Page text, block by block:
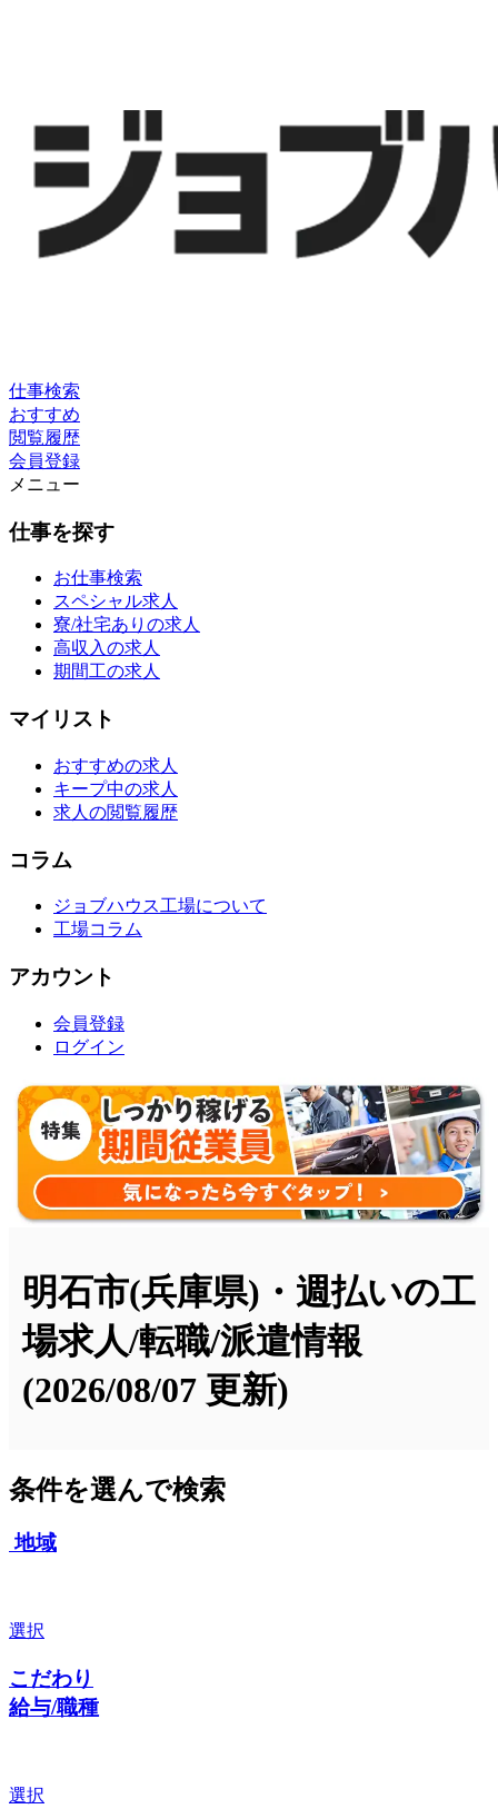
仕事検索
おすすめ
閲覧履歴
会員登録
メニュー
仕事を探す
お仕事検索
スペシャル求人
寮/社宅ありの求人
高収入の求人
期間工の求人
マイリスト
おすすめの求人
キープ中の求人
求人の閲覧履歴
コラム
ジョブハウス工場について
工場コラム
アカウント
会員登録
ログイン
明石市(兵庫県)・週払いの工
場求人/転職/派遣情報
(2026/08/07 更新)
条件を選んで検索
地域
選択
こだわり
給与/職種
選択